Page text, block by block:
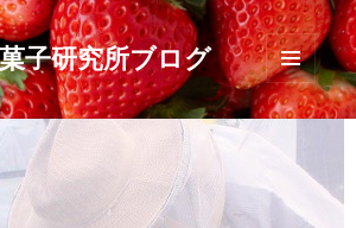
子研究所ブログ
メニュ
ーとウ